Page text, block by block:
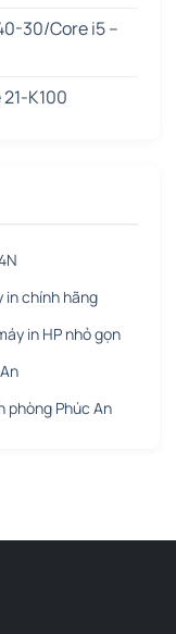
30/Core i5 –
K100
in chính hãng
in HP nhỏ gọn
phòng Phúc An